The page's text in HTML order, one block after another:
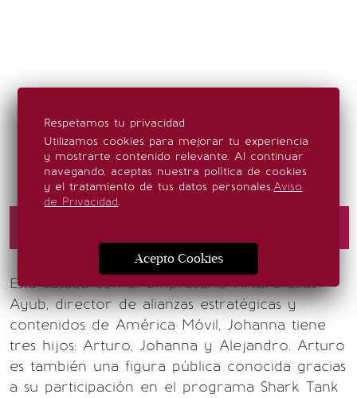
Está casada con el empresario Arturo Elías
Ayub, director de alianzas estratégicas y
contenidos de América Móvil, Johanna tiene
tres hijos: Arturo, Johanna y Alejandro. Arturo
es también una figura pública conocida gracias
a su participación en el programa Shark Tank
Respetamos tu privacidad
Utilizamos cookies para mejorar tu experiencia
y mostrarte contenido relevante. Al continuar
navegando, aceptas nuestra política de cookies
y el tratamiento de tus datos personales.Aviso
de Privacidad.
Acepto Cookies